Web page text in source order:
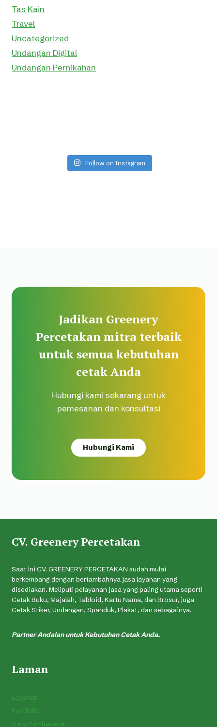
Tas Kain
Travel
Uncategorized
Undangan Digital
Undangan Pernikahan
Follow on Instagram
Jadikan Greenery
Percetakan mitra terbaik
untuk semua kebutuhan
cetak Anda
Hubungi kami sekarang untuk
pemesanan dan konsultasi
Hubungi Kami
CV. Greenery Percetakan
Saat ini CV. GREENERY PERCETAKAN sudah mulai
berkembang dengan bertambahnya jasa layanan yang
disediakan. Meliputi pelayanan jasa yang paling utama seperti
Cetak Buku, Majalah, Tabloid, Kartu Nama, dan Brosur, juga
Cetak Stiker, Undangan, Spanduk, Plakat, dan sebagainya.
Partner Andalan untuk Kebutuhan Cetak Anda.
Laman
Layanan
Portfolio
Cara Pembayaran